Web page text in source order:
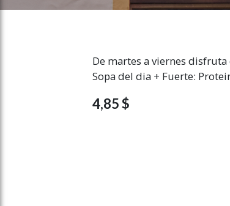
De martes a viernes
Sopa del dia + Fuerte:
4,85 $